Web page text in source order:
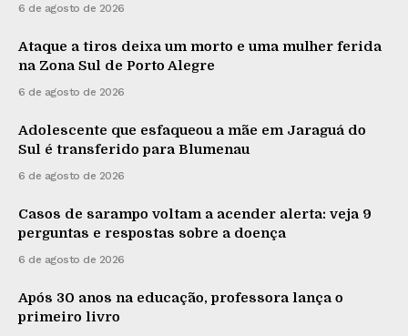
6 de agosto de 2026
Ataque a tiros deixa um morto e uma mulher ferida
na Zona Sul de Porto Alegre
6 de agosto de 2026
Adolescente que esfaqueou a mãe em Jaraguá do
Sul é transferido para Blumenau
6 de agosto de 2026
Casos de sarampo voltam a acender alerta: veja 9
perguntas e respostas sobre a doença
6 de agosto de 2026
Após 30 anos na educação, professora lança o
primeiro livro